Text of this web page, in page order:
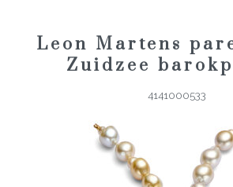
Leon Martens
Zuidzee
4141000533